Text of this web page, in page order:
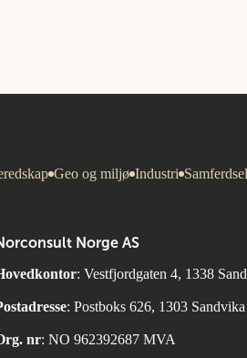
Geo og miljø Industri Samferdsel
Norge AS
: Vestfjordgaten 4, 1338
: Postboks 626, 1303 Sandvika
nr: NO 962392687 MVA